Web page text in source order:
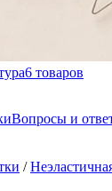
6 товаров
Вопросы и
/